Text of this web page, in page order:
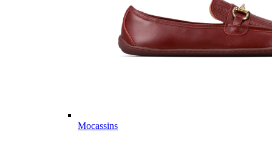
Mocassins